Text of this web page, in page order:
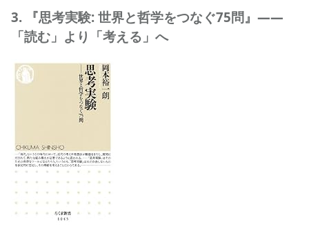
3. 『思考実験: 世界と哲学をつなぐ75問』——
「読む」より「考える」へ
思考実験: 世界と哲学をつなぐ75問 (ちくま新書)の商品ペー